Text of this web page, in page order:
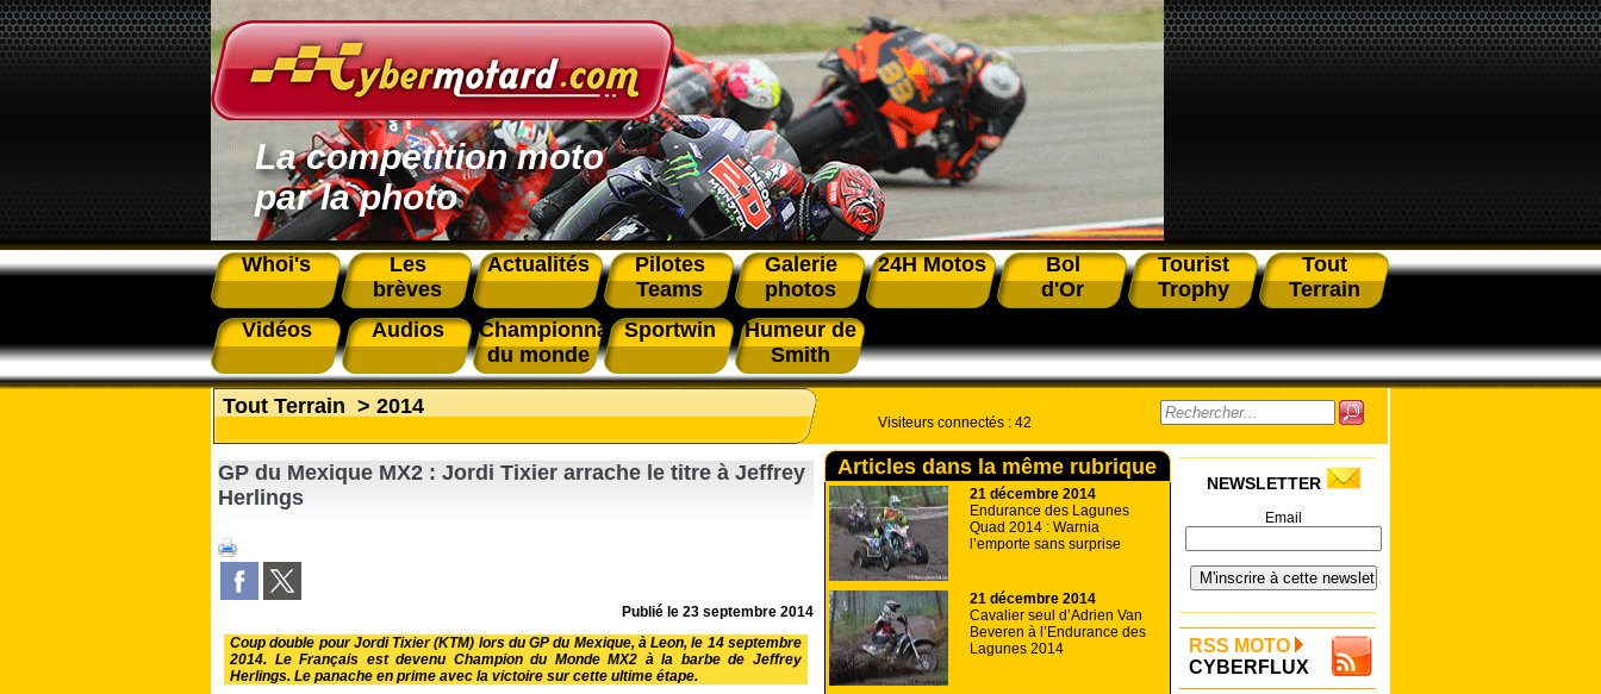
La compétition moto
par la photo
Whoi's
Les
brèves
Actualités
Pilotes
Teams
Galerie
photos
24H Motos
Bol
d'Or
Tourist
Trophy
Tout
Terrain
Vidéos
Audios
Championnat
du monde
Sportwin
Humeur de
Smith
Tout Terrain > 2014
GP du Mexique MX2 : Jordi Tixier arrache le titre à Jeffrey
Herlings
Publié le 23 septembre 2014
Coup double pour Jordi Tixier (KTM) lors du GP du Mexique, à Leon, le 14 septembre
2014. Le Français est devenu Champion du Monde MX2 à la barbe de Jeffrey
Herlings. Le panache en prime avec la victoire sur cette ultime étape.
Visiteurs connectés : 42
Articles dans la même rubrique
21 décembre 2014
Endurance des Lagunes
Quad 2014 : Warnia
l’emporte sans surprise
21 décembre 2014
Cavalier seul d’Adrien Van
Beveren à l’Endurance des
Lagunes 2014
NEWSLETTER
Email
RSS MOTO
CYBERFLUX